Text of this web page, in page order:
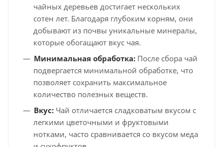
чайных деревьев достигает нескольких
сотен лет. Благодаря глубоким корням, они
добывают из почвы уникальные минералы,
которые обогащают вкус чая.
Минимальная обработка: После сбора чай
подвергается минимальной обработке, что
позволяет сохранить максимальное
количество полезных веществ.
Вкус: Чай отличается сладковатым вкусом с
легкими цветочными и фруктовыми
нотками, часто сравнивается со вкусом меда